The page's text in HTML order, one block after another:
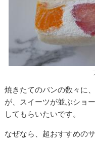
焼きたてのパンの数々に
が、スイーツが並ぶショ
してもらいたいです。
なぜなら、超おすすめの